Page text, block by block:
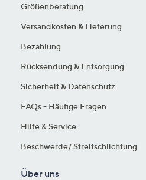
Größenberatung
Versandkosten & Lieferung
Bezahlung
Rücksendung & Entsorgung
Sicherheit & Datenschutz
FAQs - Häufige Fragen
Hilfe & Service
Beschwerde/ Streitschlichtung
Über uns